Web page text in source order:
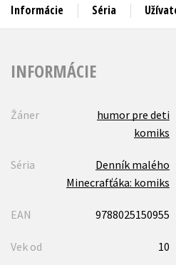
Informácie Séria
INFORMÁCIE
Žáner
humor pre deti
komiks
Séria
Denník malého
Minecrafťáka: komiks
EAN 9788025150955
Vek od 10